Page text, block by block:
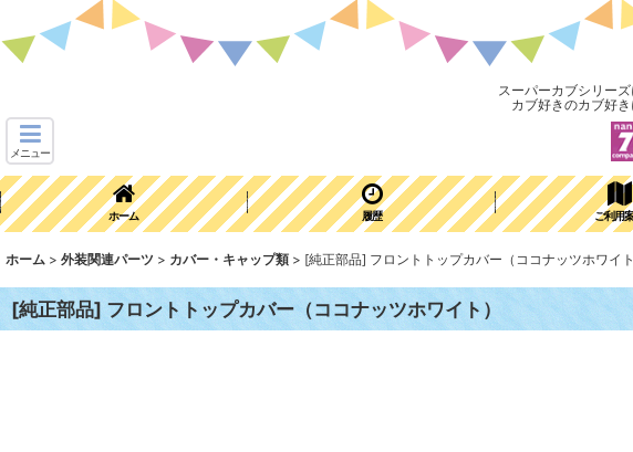
スーパーカブシリー
カブ好きのカブ好
メニュー
ホーム 履歴 ご利用
ホーム > 外装関連パーツ > カバー・キャップ類 > [純正部品] フロントトップカバー（ココナッツホワイト
[純正部品] フロントトップカバー（ココナッツホワイト）